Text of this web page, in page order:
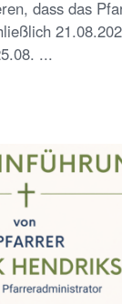
dass das
...